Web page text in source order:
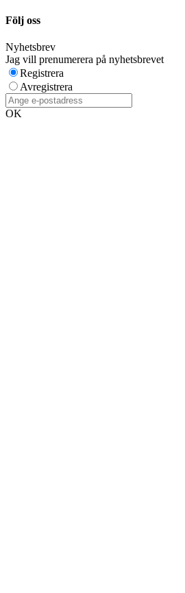
Följ oss
Nyhetsbrev
Jag vill prenumerera på nyhetsbrevet
Registrera
Avregistrera
OK